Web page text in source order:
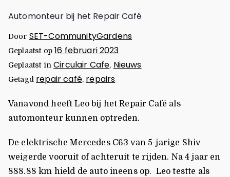
Automonteur bij het Repair Café
Door SET-CommunityGardens
Geplaatst op16 februari 2023
Geplaatst inCirculair Cafe, Nieuws
Getagd repair café, repairs
Vanavond heeft Leo bij het Repair Café als
automonteur kunnen optreden.
De elektrische Mercedes C63 van 5-jarige Shiv
weigerde vooruit of achteruit te rijden. Na 4 jaar en
888.88 km hield de auto ineens op. Leo testte als